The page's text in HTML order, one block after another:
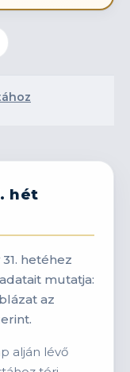
hét
hetéhez
mutatja:
az
alján lévő